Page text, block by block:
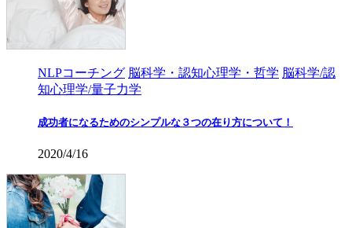
NLPコーチング 脳科学・認知心理学・哲学 脳科学/認
知心理学/量子力学
成功者になるためのシンプルな３つの在り方について！
2020/4/16